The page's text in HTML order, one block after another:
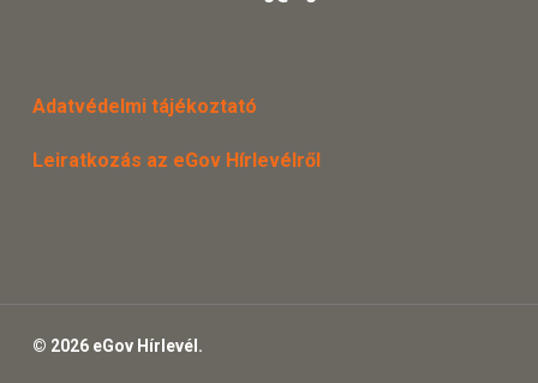
Adatvédelmi tájékoztató
Leiratkozás az eGov Hírlevélről
© 2026 eGov Hírlevél.